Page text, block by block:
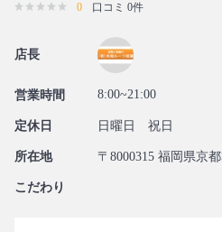
0 口コミ 0件
店長
営業時間 8:00~21:00
定休日 日曜日 祝日
所在地 〒8000315 福岡県京
こだわり